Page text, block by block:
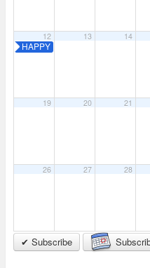
12
HAPPY
FARM
13 14
19 20 21
26 27 28
✔ Subscribe